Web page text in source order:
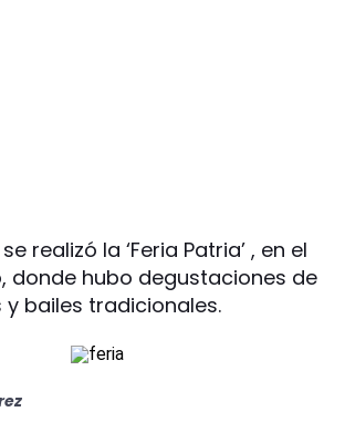
realizó la ‘Feria Patria’ , en el
donde hubo degustaciones de
bailes tradicionales.